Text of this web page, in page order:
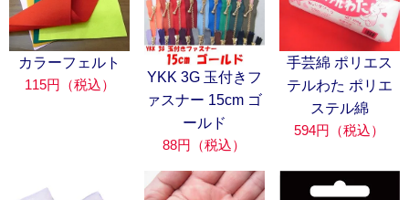
カラーフェルト
115円（税込）
YKK 3G 玉付きフ
ァスナー 15cm ゴ
ールド
88円（税込）
手芸綿 ポリエス
テルわた ポリエ
ステル綿
594円（税込）